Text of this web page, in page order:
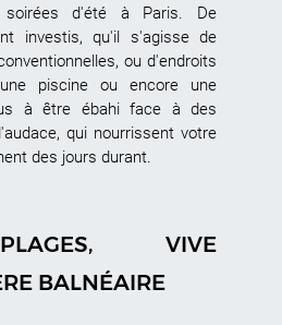
d'été à Paris. De
investis, qu'il s'agisse de
ou d'endroits
piscine ou encore une
à être ébahi face à des
qui nourrissent votre
des jours durant.
VIVE
BALNÉAIRE